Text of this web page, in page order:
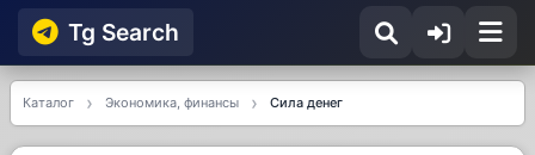
Tg Searсh
Каталог Экономика, финансы Сила денег